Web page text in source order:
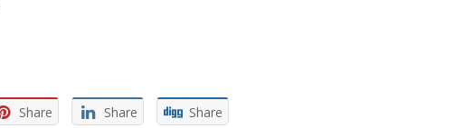
Share Share Share